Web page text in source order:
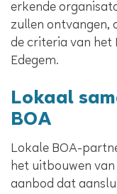
erkende
zullen ontvangen,
de criteria van het
Edegem.
Lokaal
BOA
Lokale BOA-
het uitbouwen
aanbod dat